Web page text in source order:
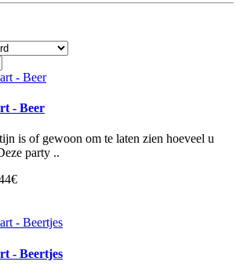
- Beer
is of gewoon om te laten zien hoeveel u
party ..
- Beertjes